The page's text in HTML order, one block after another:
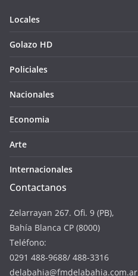
Locales
Golazo HD
Policiales
Nacionales
Economia
Arte
Internacionales
Contactanos
Zelarrayan 267. Ofi. 9 (PB),
Bahía Blanca CP (8000)
Teléfono:
0291 488-9688/ 488-3316
delabahia@fmdelabahia.com.ar